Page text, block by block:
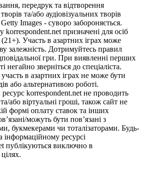
передрук та відтворення
та/або аудіовізуальних творів
Images - суворо забороняється.
korrespondent.net призначені для осіб
Участь в азартних іграх може
залежність. Дотримуйтесь правил
гри. При виявленні перших
негайно зверніться до спеціаліста.
в азартних іграх не може бути
або альтернативою роботі.
korrespondent.net не проводить
або віртуальні гроші, також сайт не
формі оплату ставок та інших
можуть бути пов’язані з
букмекерами чи тоталізаторами. Будь-
інформаційному ресурсі
публікуються виключно в